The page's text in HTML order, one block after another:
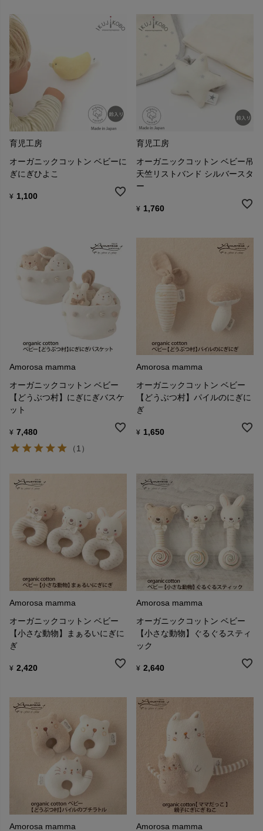
育児工房
オーガニックコットン ベビーに
ぎにぎひよこ
¥ 1,100
育児工房
オーガニックコットン ベビー吊
天竺リストバンド シルバースタ
ー
¥ 1,760
Amorosa mamma
オーガニックコットン ベビー
【どうぶつ村】にぎにぎバスケ
ット
¥ 7,480
（1）
Amorosa mamma
オーガニックコットン ベビー
【どうぶつ村】パイルのにぎに
ぎ
¥ 1,650
Amorosa mamma
オーガニックコットン ベビー
【小さな動物】まぁるいにぎに
ぎ
¥ 2,420
Amorosa mamma
オーガニックコットン ベビー
【小さな動物】ぐるぐるスティ
ック
¥ 2,640
Amorosa mamma
Amorosa mamma